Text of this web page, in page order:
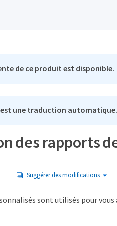
de ce produit est disponible.
une traduction
des rapports
Suggérer des modifications
sont utilisés pour